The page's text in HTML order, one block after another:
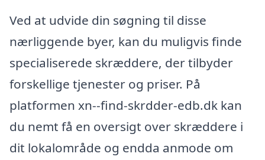
Ved at udvide din søgning til disse
nærliggende byer, kan du muligvis finde
specialiserede skræddere, der tilbyder
forskellige tjenester og priser. På
platformen xn--find-skrdder-edb.dk kan
du nemt få en oversigt over skræddere i
dit lokalområde og endda anmode om